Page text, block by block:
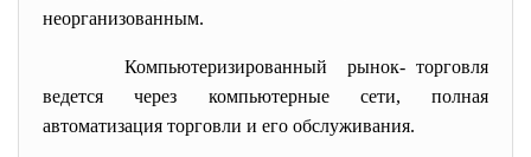
неорганизованным.
Компьютеризированный рынок- торговля
ведется через компьютерные сети, полная
автоматизация торговли и его обслуживания.